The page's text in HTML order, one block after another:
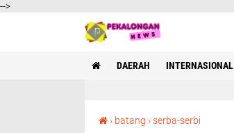
-->
DAERAH INTERNASIONAL
› batang ›serba-serbi